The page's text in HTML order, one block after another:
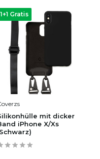
1+1 Gratis
mit dicker
iPhone X/Xs